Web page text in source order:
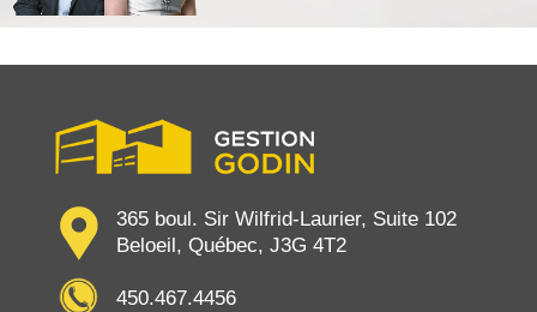
365 boul. Sir Wilfrid-Laurier, Suite 102
Beloeil, Québec, J3G 4T2
450.467.4456